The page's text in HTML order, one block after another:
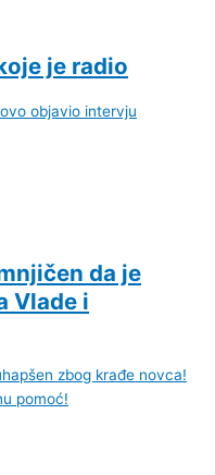
je radio
da je
Vlade i